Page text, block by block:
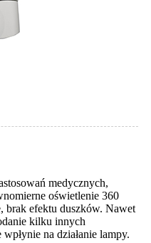
medycznych,
oświetlenie 360
brak efektu duszków. Nawet
kilku innych
na działanie lampy.